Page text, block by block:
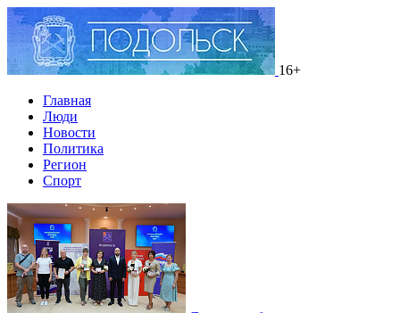
16+
Главная
Люди
Новости
Политика
Регион
Спорт